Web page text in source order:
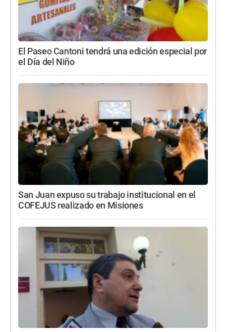
El Paseo Cantoni tendrá una edición especial por
el Día del Niño
San Juan expuso su trabajo institucional en el
COFEJUS realizado en Misiones